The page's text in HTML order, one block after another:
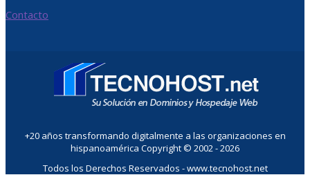
Contacto
+20 años transformando digitalmente a las organizaciones en
hispanoamérica Copyright © 2002 - 2026
Todos los Derechos Reservados - www.tecnohost.net